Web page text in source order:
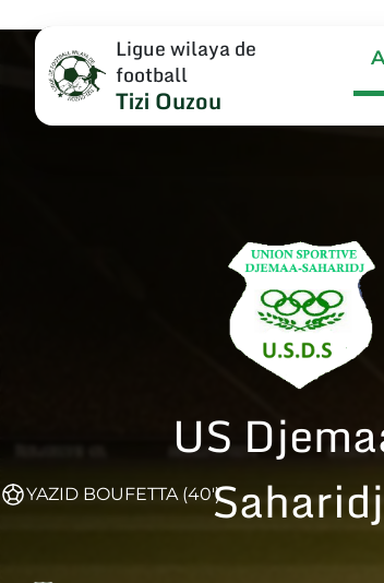
Ligue wilaya de
football
Tizi Ouzou
US
Saharidj
YAZID BOUFETTA (40')